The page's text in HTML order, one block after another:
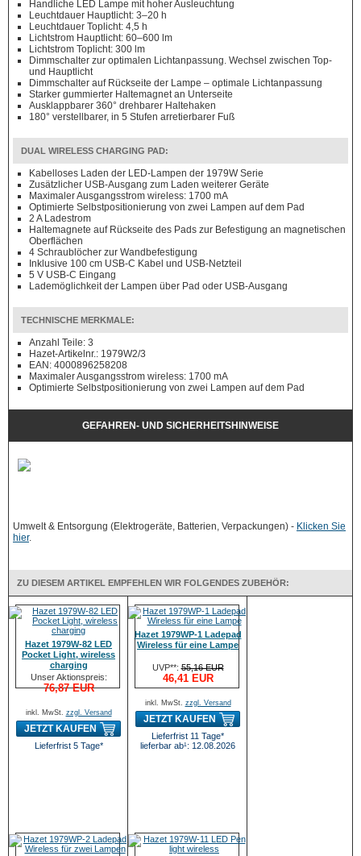
Handliche LED Lampe mit hoher Ausleuchtung
Leuchtdauer Hauptlicht: 3–20 h
Leuchtdauer Toplicht: 4,5 h
Lichtstrom Hauptlicht: 60–600 lm
Lichtstrom Toplicht: 300 lm
Dimmschalter zur optimalen Lichtanpassung. Wechsel zwischen Top-
und Hauptlicht
Dimmschalter auf Rückseite der Lampe – optimale Lichtanpassung
Starker gummierter Haltemagnet an Unterseite
Ausklappbarer 360° drehbarer Haltehaken
180° verstellbarer, in 5 Stufen arretierbarer Fuß
DUAL WIRELESS CHARGING PAD:
Kabelloses Laden der LED-Lampen der 1979W Serie
Zusätzlicher USB-Ausgang zum Laden weiterer Geräte
Maximaler Ausgangsstrom wireless: 1700 mA
Optimierte Selbstpositionierung von zwei Lampen auf dem Pad
2 A Ladestrom
Haltemagnete auf Rückseite des Pads zur Befestigung an magnetischen
Oberflächen
4 Schraublöcher zur Wandbefestigung
Inklusive 100 cm USB-C Kabel und USB-Netzteil
5 V USB-C Eingang
Lademöglichkeit der Lampen über Pad oder USB-Ausgang
TECHNISCHE MERKMALE:
Anzahl Teile: 3
Hazet-Artikelnr.: 1979W2/3
EAN: 4000896258208
Maximaler Ausgangsstrom wireless: 1700 mA
Optimierte Selbstpositionierung von zwei Lampen auf dem Pad
GEFAHREN- UND SICHERHEITSHINWEISE
Umwelt & Entsorgung (Elektrogeräte, Batterien, Verpackungen) - Klicken Sie
hier.
ZU DIESEM ARTIKEL EMPFEHLEN WIR FOLGENDES ZUBEHÖR:
Hazet 1979W-82 LED
Pocket Light, wireless
charging
Unser Aktionspreis:
76,87 EUR
inkl. MwSt. zzgl. Versand
JETZT KAUFEN
Lieferfrist 5 Tage*
Hazet 1979WP-1 Ladepad
Wireless für eine Lampe
UVP**:55,16 EUR
46,41 EUR
inkl. MwSt. zzgl. Versand
JETZT KAUFEN
Lieferfrist 11 Tage*
lieferbar ab¹: 12.08.2026